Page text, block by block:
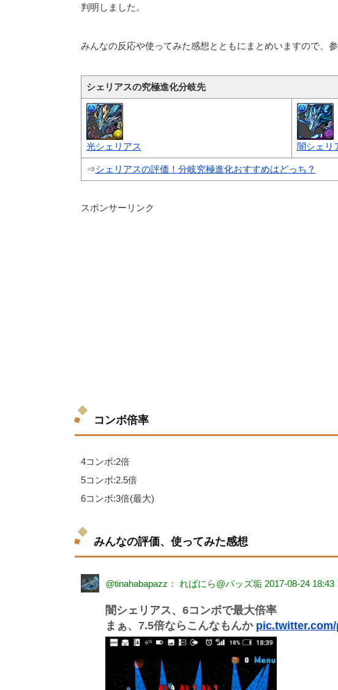
判明しました。
みんなの反応や使ってみた感想とともにまとめいますので、参
シェリアスの究極進化分岐先
光シェリアス 闇シェリ
⇒シェリアスの評価！分岐究極進化おすすめはどっち？
スポンサーリンク
コンボ倍率
4コンボ:2倍
5コンボ:2.5倍
6コンボ:3倍(最大)
みんなの評価、使ってみた感想
@tinahabapazz： ればにら@パッズ垢 2017-08-24 18:43
闇シェリアス、6コンボで最大倍率
まぁ、7.5倍ならこんなもんか